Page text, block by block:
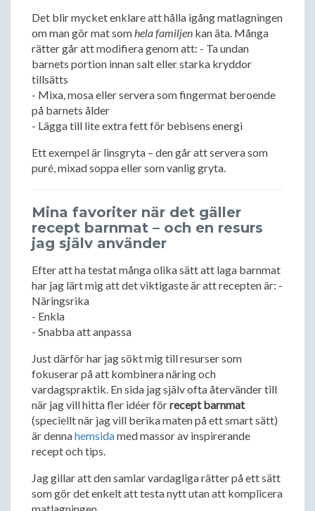
Det blir mycket enklare att hålla igång matlagningen
om man gör mat somhela familjen kan äta. Många
rätter går att modifiera genom att: - Ta undan
barnets portion innan salt eller starka kryddor
tillsätts
- Mixa, mosa eller servera som fingermat beroende
på barnets ålder
- Lägga till lite extra fett för bebisens energi
Ett exempel är linsgryta – den går att servera som
puré, mixad soppa eller som vanlig gryta.
Mina favoriter när det gäller
recept barnmat – och en resurs
jag själv använder
Efter att ha testat många olika sätt att laga barnmat
har jag lärt mig att det viktigaste är att recepten är: -
Näringsrika
- Enkla
- Snabba att anpassa
Just därför har jag sökt mig till resurser som
fokuserar på att kombinera näring och
vardagspraktik. En sida jag själv ofta återvänder till
när jag vill hitta fler idéer förrecept barnmat
(speciellt när jag vill berika maten på ett smart sätt)
är dennahemsidamed massor av inspirerande
recept och tips.
Jag gillar att den samlar vardagliga rätter på ett sätt
som gör det enkelt att testa nytt utan att komplicera